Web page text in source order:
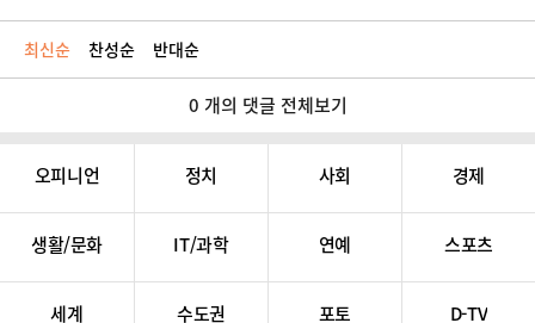
최신순 찬성순 반대순
0 개의 댓글 전체보기
오피니언 정치 사회 경제
생활/문화 IT/과학 연예 스포츠
세계 수도권 포토 D-TV